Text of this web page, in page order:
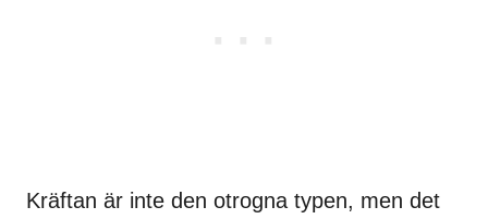
Kräftan är inte den otrogna typen, men det